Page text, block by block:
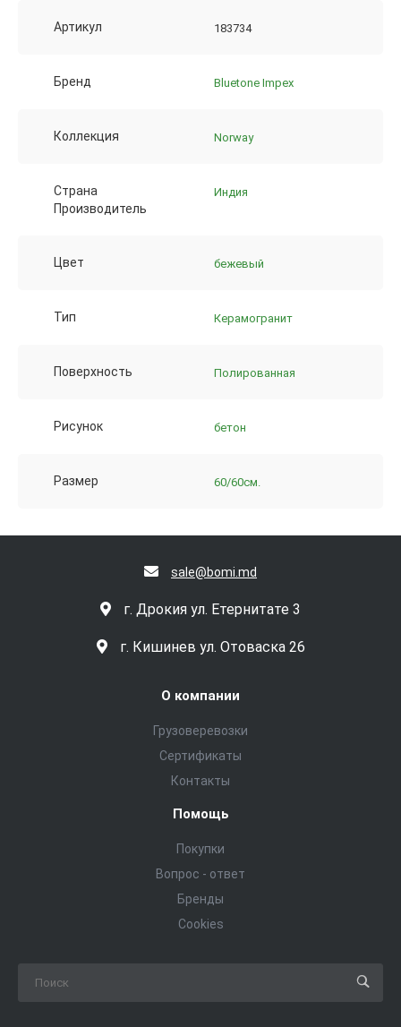
Артикул 183734
Бренд Bluetone Impex
Коллекция Norway
Страна
Производитель
Индия
Цвет бежевый
Тип Керамогранит
Поверхность Полированная
Рисунок бетон
Размер 60/60см.
sale@bomi.md
г. Дрокия ул. Етернитате 3
г. Кишинев ул. Отоваска 26
О компании
Грузоверевозки
Сертификаты
Контакты
Помощь
Покупки
Вопрос - ответ
Бренды
Cookies